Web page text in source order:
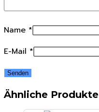
Name *
E-Mail *
Ähnliche Produkte